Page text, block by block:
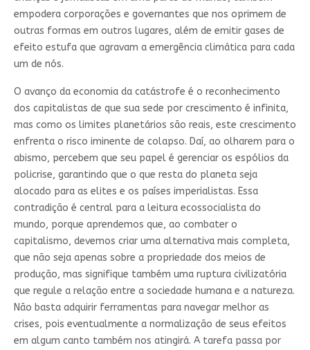
empodera corporações e governantes que nos oprimem de
outras formas em outros lugares, além de emitir gases de
efeito estufa que agravam a emergência climática para cada
um de nós.
O avanço da economia da catástrofe é o reconhecimento
dos capitalistas de que sua sede por crescimento é infinita,
mas como os limites planetários são reais, este crescimento
enfrenta o risco iminente de colapso. Daí, ao olharem para o
abismo, percebem que seu papel é gerenciar os espólios da
policrise, garantindo que o que resta do planeta seja
alocado para as elites e os países imperialistas. Essa
contradição é central para a leitura ecossocialista do
mundo, porque aprendemos que, ao combater o
capitalismo, devemos criar uma alternativa mais completa,
que não seja apenas sobre a propriedade dos meios de
produção, mas signifique também uma ruptura civilizatória
que regule a relação entre a sociedade humana e a natureza.
Não basta adquirir ferramentas para navegar melhor as
crises, pois eventualmente a normalização de seus efeitos
em algum canto também nos atingirá. A tarefa passa por